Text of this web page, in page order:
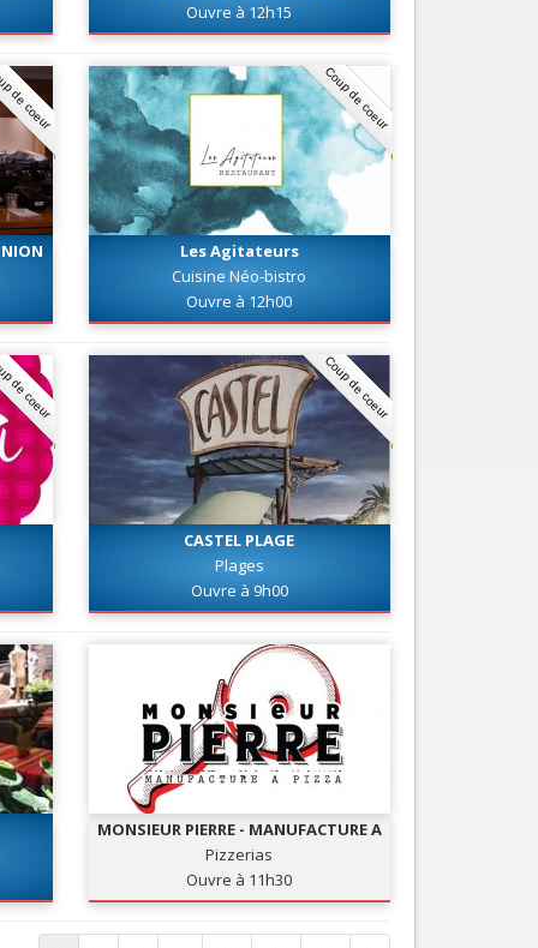
Ouvre à 12h15
coeur Coup de coeur
Les Agitateurs
Cuisine Néo-bistro
Ouvre à 12h00
coeur Coup de coeur
CASTEL PLAGE
Plages
Ouvre à 9h00
MONSIEUR PIERRE - MANUFACTURE A
PIZZA
Pizzerias
Ouvre à 11h30